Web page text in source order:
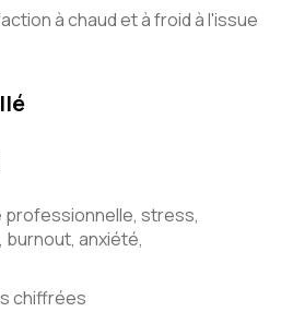
à chaud et à froid à l'issue
stress,
anxiété,
chiffrées